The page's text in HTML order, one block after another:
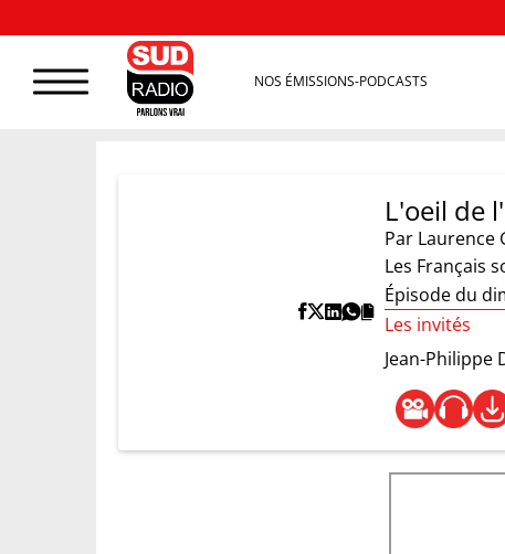
NOS ÉMISSIONS-PODCASTS
L'oeil de
Par Laurence
Les Français
Épisode du
Les invités
Jean-Philippe